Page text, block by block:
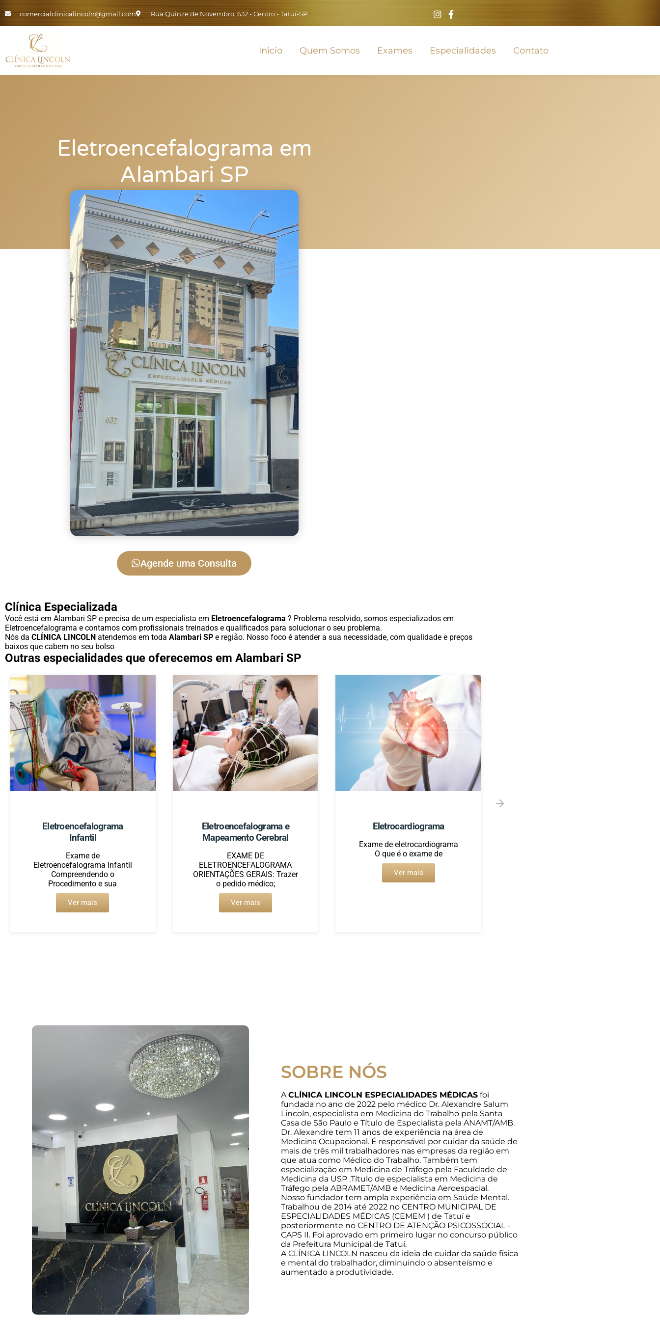
comercialclinicalincoln@gmail.com Rua Quinze de Novembro, 632 - Centro - Tatuí-SP
Inicio Quem Somos Exames Especialidades Contato
Eletroencefalograma em
Alambari SP
Agende uma Consulta
Clínica Especializada
Você está em Alambari SP e precisa de um especialista em Eletroencefalograma ? Problema resolvido, somos especializados em
Eletroencefalograma e contamos com profissionais treinados e qualificados para solucionar o seu problema.
Nós da CLÍNICA LINCOLN atendemos em toda Alambari SP e região. Nosso foco é atender a sua necessidade, com qualidade e preços
baixos que cabem no seu bolso
Outras especialidades que oferecemos em Alambari SP
Eletroencefalograma
Infantil
Exame de
Eletroencefalograma Infantil
Compreendendo o
Procedimento e sua
Ver mais
Eletroencefalograma e
Mapeamento Cerebral
EXAME DE
ELETROENCEFALOGRAMA
ORIENTAÇÕES GERAIS: Trazer
o pedido médico;
Ver mais
Eletrocardiograma
Exame de eletrocardiograma
O que é o exame de
Ver mais
SOBRE NÓS
ACLÍNICA LINCOLN ESPECIALIDADES MÉDICAS foi
fundada no ano de 2022 pelo médico Dr. Alexandre Salum
Lincoln, especialista em Medicina do Trabalho pela Santa
Casa de São Paulo e Título de Especialista pela ANAMT/AMB.
Dr. Alexandre tem 11 anos de experiência na área de
Medicina Ocupacional. É responsável por cuidar da saúde de
mais de três mil trabalhadores nas empresas da região em
que atua como Médico do Trabalho. Também tem
especialização em Medicina de Tráfego pela Faculdade de
Medicina da USP .Título de especialista em Medicina de
Tráfego pela ABRAMET/AMB e Medicina Aeroespacial.
Nosso fundador tem ampla experiência em Saúde Mental.
Trabalhou de 2014 até 2022 no CENTRO MUNICIPAL DE
ESPECIALIDADES MÉDICAS (CEMEM ) de Tatuí e
posteriormente no CENTRO DE ATENÇÃO PSICOSSOCIAL -
CAPS II. Foi aprovado em primeiro lugar no concurso público
da Prefeitura Municipal de Tatuí.
A CLÍNICA LINCOLN nasceu da ideia de cuidar da saúde física
e mental do trabalhador, diminuindo o absenteísmo e
aumentado a produtividade.